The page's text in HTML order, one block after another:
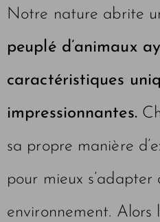
Notre nature abrite
peuplé d’animaux
caractéristiques
impressionnantes.
sa propre manière
pour mieux s’adapter
environnement. Alors